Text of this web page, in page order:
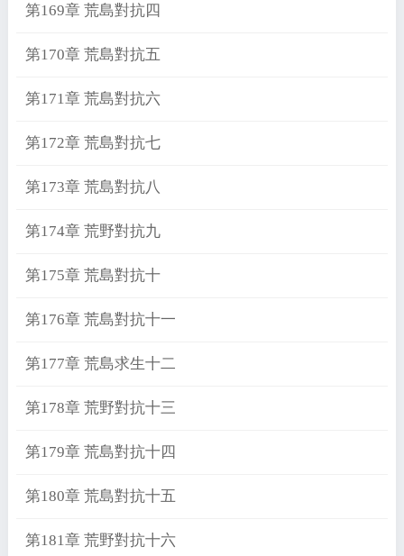
第169章 荒島對抗四
第170章 荒島對抗五
第171章 荒島對抗六
第172章 荒島對抗七
第173章 荒島對抗八
第174章 荒野對抗九
第175章 荒島對抗十
第176章 荒島對抗十一
第177章 荒島求生十二
第178章 荒野對抗十三
第179章 荒島對抗十四
第180章 荒島對抗十五
第181章 荒野對抗十六